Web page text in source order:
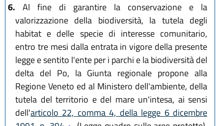
6. Al fine di garantire la conservazione e la
valorizzazione della biodiversità, la tutela degli
habitat e delle specie di interesse comunitario,
entro tre mesi dalla entrata in vigore della presente
legge e sentito l'ente per i parchi e la biodiversità del
delta del Po, la Giunta regionale propone alla
Regione Veneto ed al Ministero dell'ambiente, della
tutela del territorio e del mare un'intesa, ai sensi
dell'articolo 22, comma 4, della legge 6 dicembre